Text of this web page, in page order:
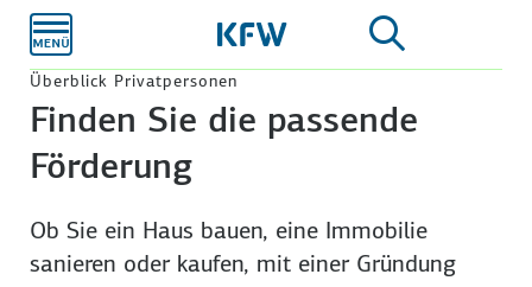
Hauptinhalt
Überblick Privatpersonen
Finden Sie die passende
Förderung
Ob Sie ein Haus bauen, eine Immobilie
sanieren oder kaufen, mit einer Gründung